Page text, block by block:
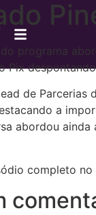
programa
Pix
de
a
abordou
completo no